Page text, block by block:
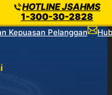
HOTLINE JSAHMS
1-300-30-2828
Kepuasan Pelanggan